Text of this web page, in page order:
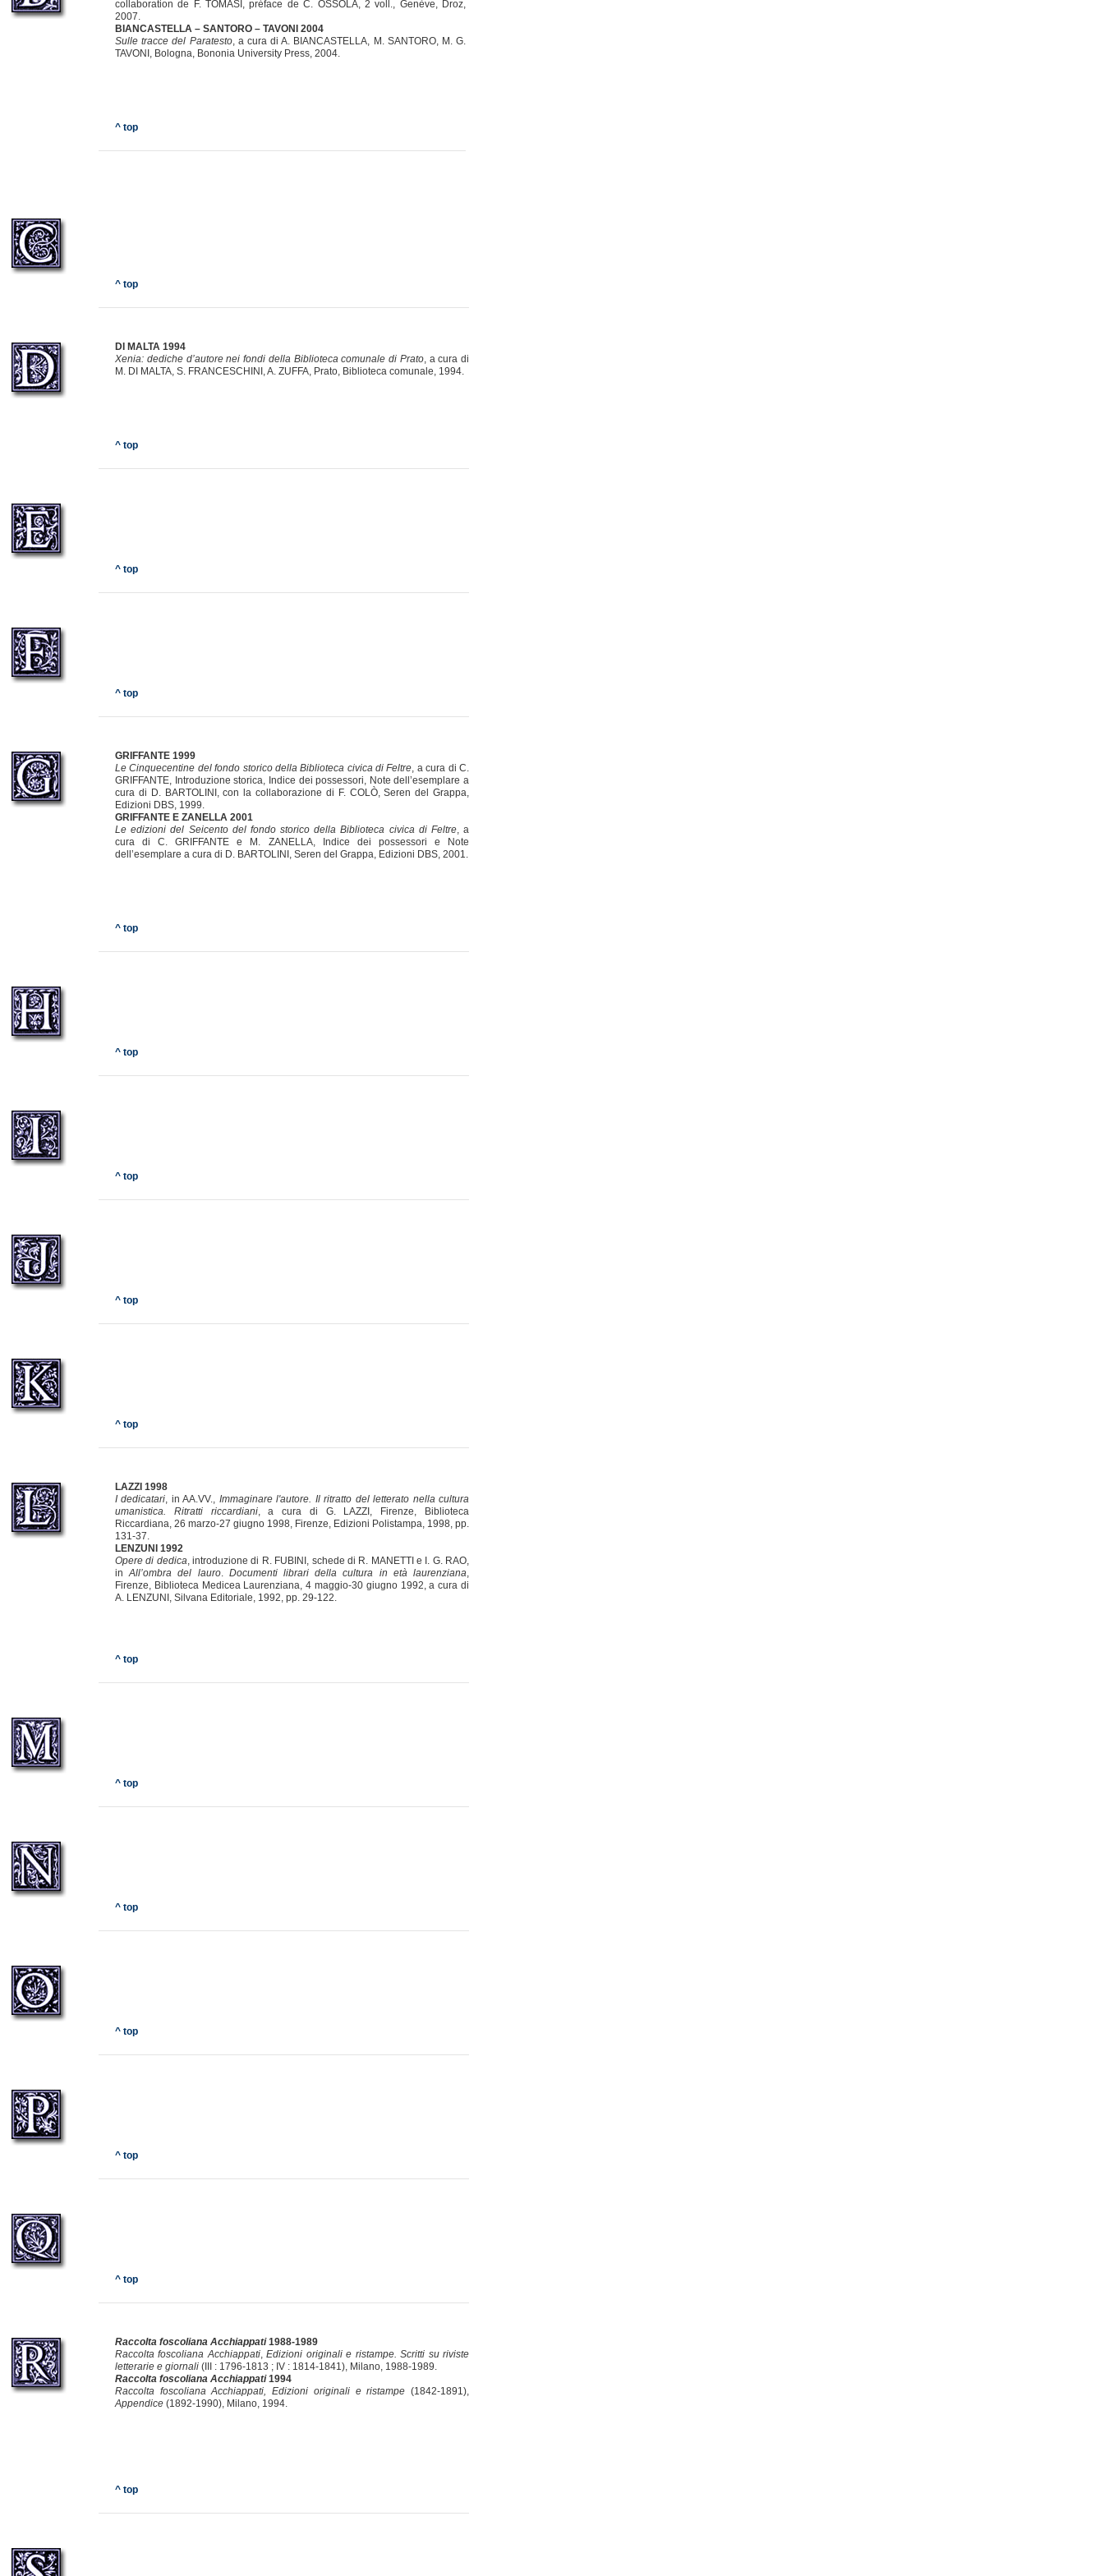
collaboration de F. TOMASI, préface de C. OSSOLA, 2 voll., Genève, Droz,
2007.
BIANCASTELLA – SANTORO – TAVONI 2004
Sulle tracce del Paratesto, a cura di A. BIANCASTELLA, M. SANTORO, M. G.
TAVONI, Bologna, Bononia University Press, 2004.
^ top
^ top
DI MALTA 1994
Xenia: dediche d’autore nei fondi della Biblioteca comunale di Prato, a cura di
M. DI MALTA, S. FRANCESCHINI, A. ZUFFA, Prato, Biblioteca comunale, 1994.
^ top
^ top
^ top
GRIFFANTE 1999
Le Cinquecentine del fondo storico della Biblioteca civica di Feltre, a cura di C.
GRIFFANTE, Introduzione storica, Indice dei possessori, Note dell’esemplare a
cura di D. BARTOLINI, con la collaborazione di F. COLÒ, Seren del Grappa,
Edizioni DBS, 1999.
GRIFFANTE E ZANELLA 2001
Le edizioni del Seicento del fondo storico della Biblioteca civica di Feltre, a
cura di C. GRIFFANTE e M. ZANELLA, Indice dei possessori e Note
dell’esemplare a cura di D. BARTOLINI, Seren del Grappa, Edizioni DBS, 2001.
^ top
^ top
^ top
^ top
^ top
LAZZI 1998
I dedicatari, in AA.VV., Immaginare l'autore. Il ritratto del letterato nella cultura
umanistica. Ritratti riccardiani, a cura di G. LAZZI, Firenze, Biblioteca
Riccardiana, 26 marzo-27 giugno 1998, Firenze, Edizioni Polistampa, 1998, pp.
131-37.
LENZUNI 1992
Opere di dedica, introduzione di R. FUBINI, schede di R. MANETTI e I. G. RAO,
inAll’ombra del lauro. Documenti librari della cultura in età laurenziana,
Firenze, Biblioteca Medicea Laurenziana, 4 maggio-30 giugno 1992, a cura di
A. LENZUNI, Silvana Editoriale, 1992, pp. 29-122.
^ top
^ top
^ top
^ top
^ top
^ top
Raccolta foscoliana Acchiappati1988-1989
Raccolta foscoliana Acchiappati,Edizioni originali e ristampe. Scritti su riviste
letterarie e giornali (III : 1796-1813 ; IV : 1814-1841), Milano, 1988-1989.
Raccolta foscoliana Acchiappati1994
Raccolta foscoliana Acchiappati, Edizioni originali e ristampe (1842-1891),
Appendice (1892-1990), Milano, 1994.
^ top